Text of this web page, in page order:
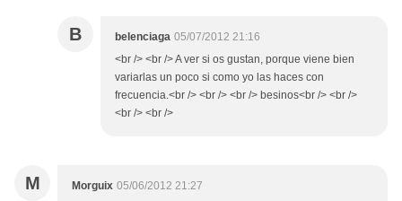
B belenciaga 05/07/2012 21:16
<br /> <br /> A ver si os gustan, porque viene bien
variarlas un poco si como yo las haces con
frecuencia.<br /> <br /> <br /> besinos<br /> <br />
<br /> <br />
M Morguix 05/06/2012 21:27